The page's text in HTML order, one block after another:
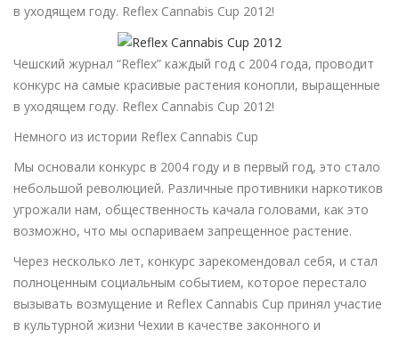
в уходящем году. Reflex Cannabis Cup 2012!
Чешский журнал “Reflex” каждый год с 2004 года, проводит
конкурс на самые красивые растения конопли, выращенные
в уходящем году. Reflex Cannabis Cup 2012!
Немного из истории Reflex Cannabis Cup
Мы основали конкурс в 2004 году и в первый год, это стало
небольшой революцией. Различные противники наркотиков
угрожали нам, общественность качала головами, как это
возможно, что мы оспариваем запрещенное растение.
Через несколько лет, конкурс зарекомендовал себя, и стал
полноценным социальным событием, которое перестало
вызывать возмущение и Reflex Cannabis Cup принял участие
в культурной жизни Чехии в качестве законного и